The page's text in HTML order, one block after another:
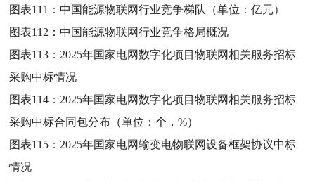
图表111：中国能源物联网行业竞争梯队（单位：亿元）
图表112：中国能源物联网行业竞争格局概况
图表113： 2025年国家电网数字化项目物联网相关服务招标
采购中标情况
图表114： 2025年国家电网数字化项目物联网相关服务招标
采购中标合同包分布（单位：个，%）
图表115： 2025年国家电网输变电物联网设备框架协议中标
情况